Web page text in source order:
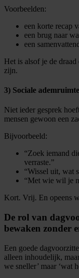
Voorbeelden:
een korte recap
een brug naar
een
Het is alsof je de
zijn.
3) Sociale
Niet ieder gesprek
mensen gewoon een
Bijvoorbeeld:
“Zoek iemand
verraste.”
“Wissel uit, wat
“Met wie wil je
Kort. Vrij. En opeens
De rol van
bewaken zonder
Een goede
alleen inhoudelijk,
we sneller’ maar ‘wat